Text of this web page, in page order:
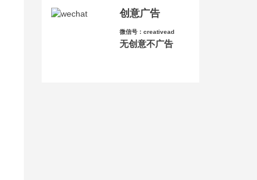
创意广告
微信号：creativead
无创意不广告